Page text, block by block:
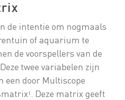
de intentie om nogmaals
of aquarium te
de voorspellers van de
twee variabelen zijn
een door Multiscope
1
. Deze matrix geeft